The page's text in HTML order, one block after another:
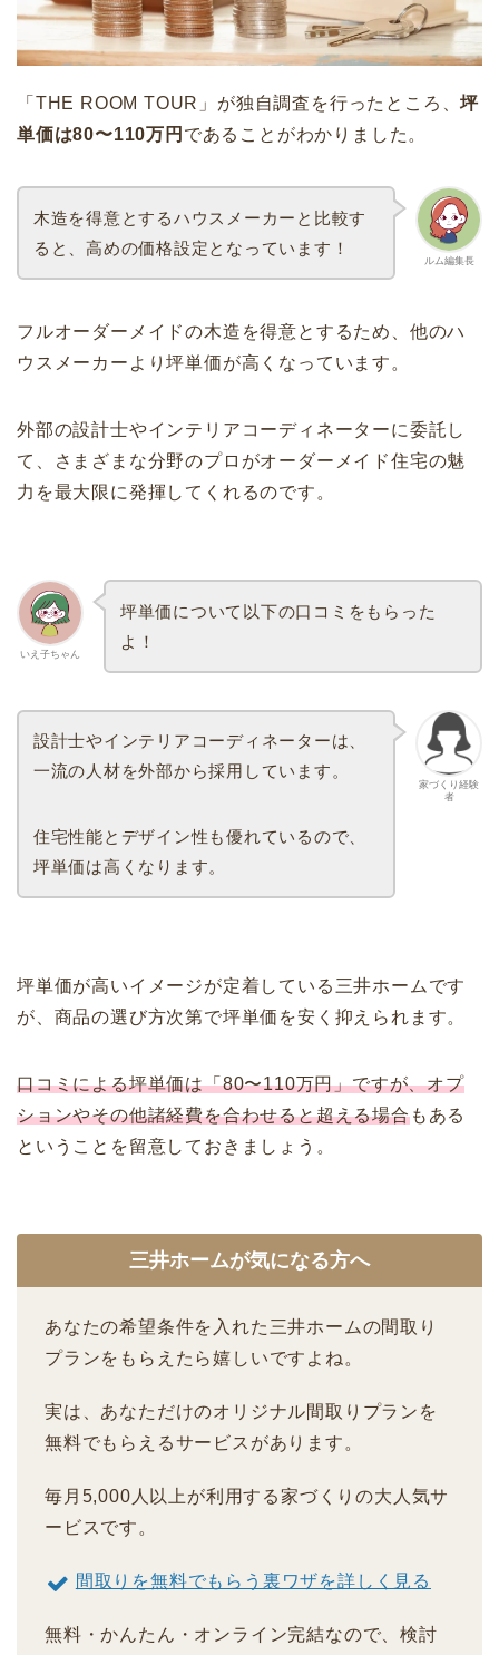
「THE ROOM TOUR」が独自調査を行ったところ、坪
単価は80〜110万円 であることがわかりました。
ルム編集長
木造を得意とするハウスメーカーと比較す
ると、高めの価格設定となっています！
フルオーダーメイドの木造を得意とするため、他のハ
ウスメーカーより坪単価が高くなっています。
外部の設計士やインテリアコーディネーターに委託し
て、さまざまな分野のプロがオーダーメイド住宅の魅
力を最大限に発揮してくれるのです。
いえ子ちゃん
坪単価について以下の口コミをもらった
よ！
家づくり経験
者
設計士やインテリアコーディネーターは、
一流の人材を外部から採用しています。
住宅性能とデザイン性も優れているので、
坪単価は高くなります。
坪単価が高いイメージが定着している三井ホームです
が、商品の選び方次第で坪単価を安く抑えられます。
口コミによる坪単価は「80〜110万円」ですが、オプ
ションやその他諸経費を合わせると超える場合もある
ということを留意しておきましょう。
三井ホームが気になる方へ
あなたの希望条件を入れた三井ホームの間取り
プランをもらえたら嬉しいですよね。
実は、あなただけのオリジナル間取りプランを
無料でもらえるサービスがあります。
毎月5,000人以上が利用する家づくりの大人気サ
ービスです。
間取りを無料でもらう裏ワザを詳しく見る
無料・かんたん・オンライン完結なので、検討